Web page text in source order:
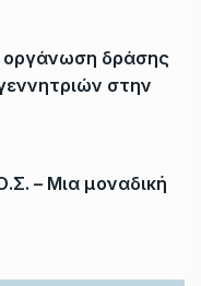
οργάνωση δράσης
στην
– Μια μοναδική